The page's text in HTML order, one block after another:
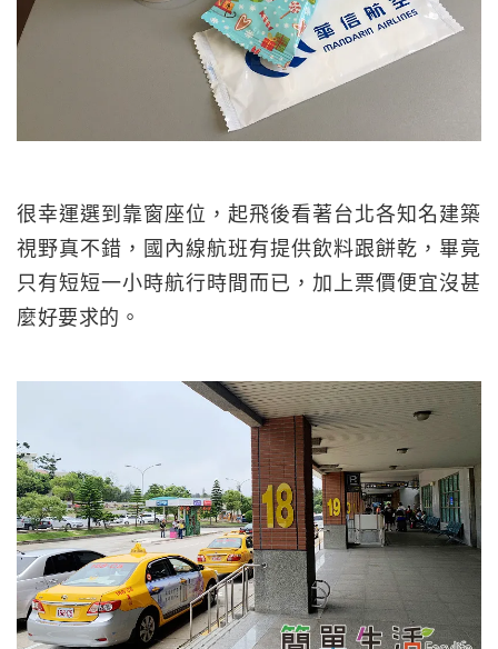
很幸運選到靠窗座位，起飛後看著台北各知名建築
視野真不錯，國內線航班有提供飲料跟餅乾，畢竟
只有短短一小時航行時間而已，加上票價便宜沒甚
麼好要求的。